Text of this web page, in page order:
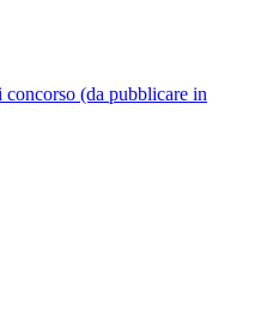
concorso (da pubblicare in